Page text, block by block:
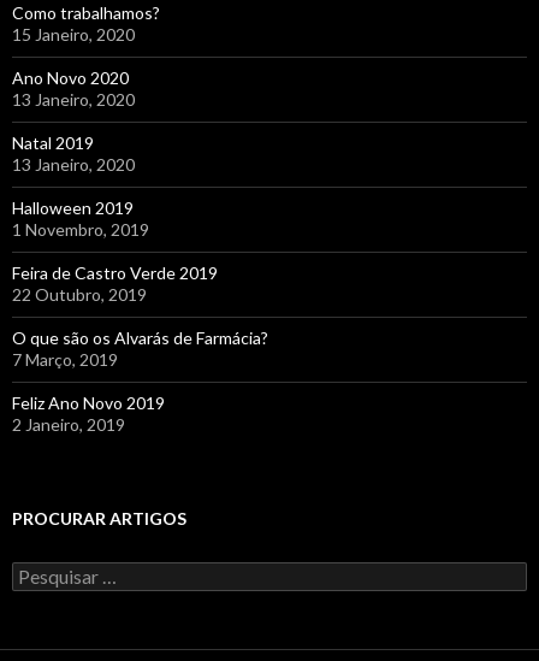
Como trabalhamos?
15 Janeiro, 2020
Ano Novo 2020
13 Janeiro, 2020
Natal 2019
13 Janeiro, 2020
Halloween 2019
1 Novembro, 2019
Feira de Castro Verde 2019
22 Outubro, 2019
O que são os Alvarás de Farmácia?
7 Março, 2019
Feliz Ano Novo 2019
2 Janeiro, 2019
PROCURAR ARTIGOS
Pesquisar
por: